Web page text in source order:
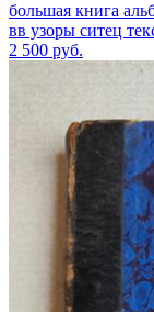
большая книга
вв узоры ситец
2 500 руб.